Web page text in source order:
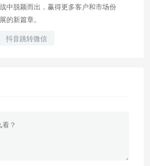
中脱颖而出，赢得更多客户和市场份
的新篇章。
抖音跳转微信